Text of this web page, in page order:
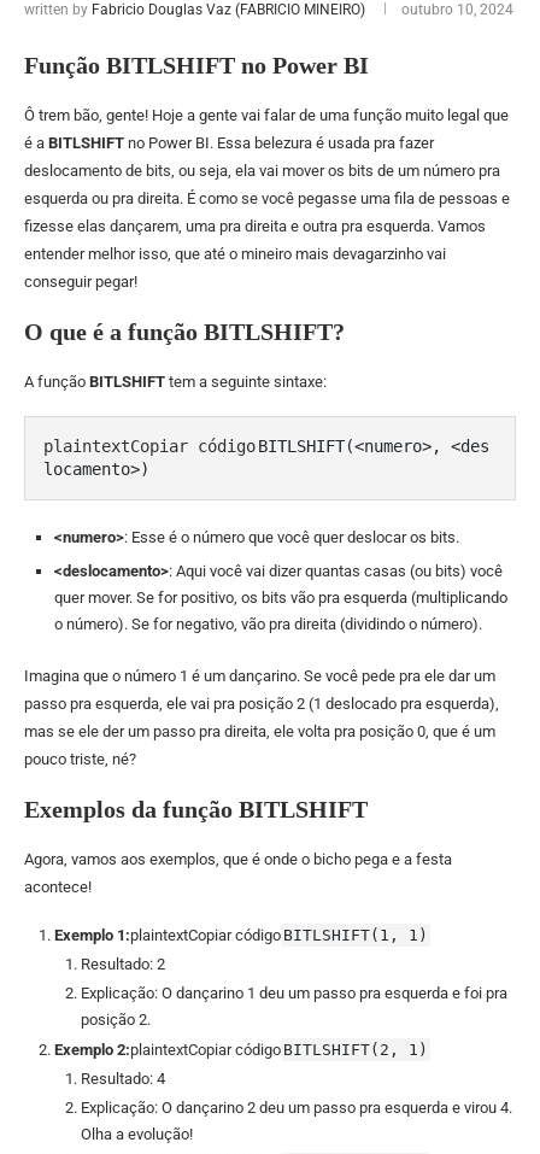
written by Fabricio Douglas Vaz (FABRICIO MINEIRO) outubro 10, 2024
Função BITLSHIFT no Power BI
Ô trem bão, gente! Hoje a gente vai falar de uma função muito legal que
é a BITLSHIFT no Power BI. Essa belezura é usada pra fazer
deslocamento de bits, ou seja, ela vai mover os bits de um número pra
esquerda ou pra direita. É como se você pegasse uma fila de pessoas e
fizesse elas dançarem, uma pra direita e outra pra esquerda. Vamos
entender melhor isso, que até o mineiro mais devagarzinho vai
conseguir pegar!
O que é a função BITLSHIFT?
A função BITLSHIFT tem a seguinte sintaxe:
plaintextCopiar códigoBITLSHIFT(<numero>, <des
<numero>: Esse é o número que você quer deslocar os bits.
<deslocamento>: Aqui você vai dizer quantas casas (ou bits) você
quer mover. Se for positivo, os bits vão pra esquerda (multiplicando
o número). Se for negativo, vão pra direita (dividindo o número).
Imagina que o número 1 é um dançarino. Se você pede pra ele dar um
passo pra esquerda, ele vai pra posição 2 (1 deslocado pra esquerda),
mas se ele der um passo pra direita, ele volta pra posição 0, que é um
pouco triste, né?
Exemplos da função BITLSHIFT
Agora, vamos aos exemplos, que é onde o bicho pega e a festa
acontece!
Exemplo 1:plaintextCopiar código BITLSHIFT(1, 1)
Resultado: 2
Explicação: O dançarino 1 deu um passo pra esquerda e foi pra
posição 2.
Exemplo 2:plaintextCopiar código BITLSHIFT(2, 1)
Resultado: 4
Explicação: O dançarino 2 deu um passo pra esquerda e virou 4.
Olha a evolução!